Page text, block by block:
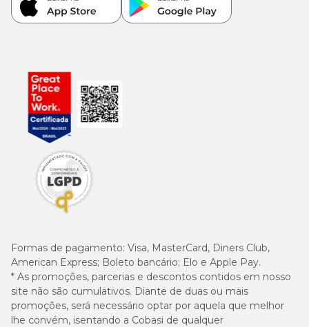
Formas de pagamento: Visa, MasterCard, Diners Club,
American Express; Boleto bancário; Elo e Apple Pay.
* As promoções, parcerias e descontos contidos em nosso
site não são cumulativos. Diante de duas ou mais
promoções, será necessário optar por aquela que melhor
lhe convém, isentando a Cobasi de qualquer